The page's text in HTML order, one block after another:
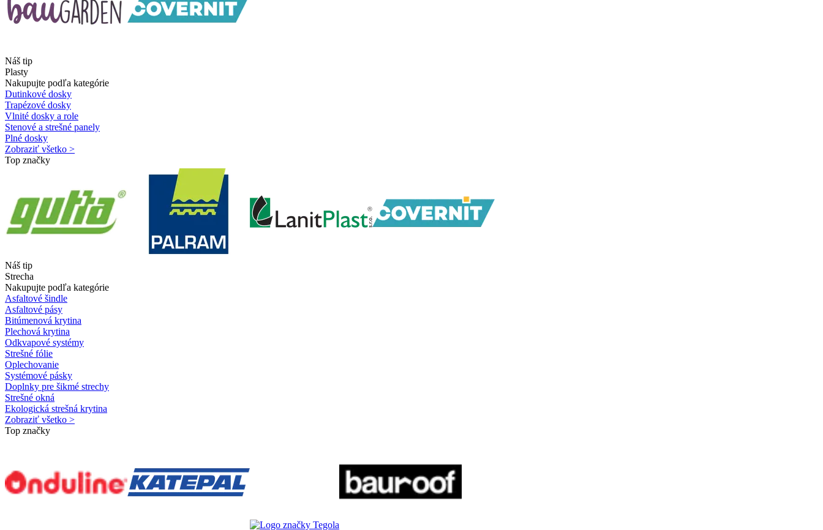
Náš tip
Plasty
Nakupujte podľa kategórie
Dutinkové dosky
Trapézové dosky
Vlnité dosky a role
Stenové a strešné panely
Plné dosky
Zobraziť všetko >
Top značky
Náš tip
Strecha
Nakupujte podľa kategórie
Asfaltové šindle
Asfaltové pásy
Bitúmenová krytina
Plechová krytina
Odkvapové systémy
Strešné fólie
Oplechovanie
Systémové pásky
Doplnky pre šikmé strechy
Strešné okná
Ekologická strešná krytina
Zobraziť všetko >
Top značky